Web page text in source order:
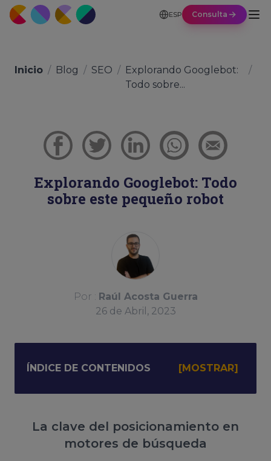
ESP Consulta
Inicio / Blog / SEO / Explorando Googlebot:
Todo sobre...
/
Explorando Googlebot: Todo
sobre este pequeño robot
Por : Raúl Acosta Guerra
26 de Abril, 2023
ÍNDICE DE CONTENIDOS
La clave del posicionamiento en
motores de búsqueda